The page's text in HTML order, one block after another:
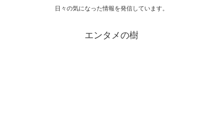
日々の気になった情報を発信しています。
エンタメの樹